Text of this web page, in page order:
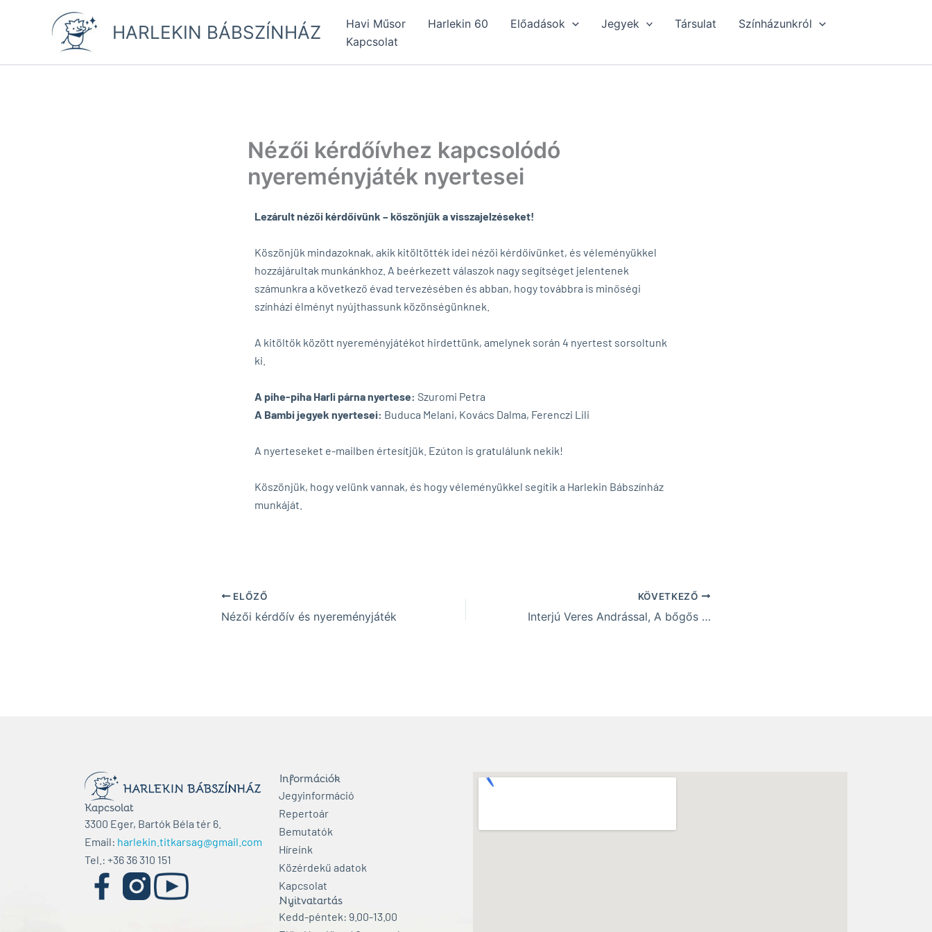
HARLEKIN BÁBSZÍNHÁZ Havi Műsor Harlekin 60 Előadások Jegyek Társulat
Színházunkról
Kapcsolat
Nézői kérdőívhez kapcsolódó
nyereményjáték nyertesei
Lezárult nézői kérdőívünk – köszönjük a visszajelzéseket!
Köszönjük mindazoknak, akik kitöltötték idei nézői kérdőívünket, és véleményükkel
hozzájárultak munkánkhoz. A beérkezett válaszok nagy segítséget jelentenek
számunkra a következő évad tervezésében és abban, hogy továbbra is minőségi
színházi élményt nyújthassunk közönségünknek.
A kitöltők között nyereményjátékot hirdettünk, amelynek során 4 nyertest sorsoltunk
ki.
A pihe-piha Harli párna nyertese: Szuromi Petra
A Bambi jegyek nyertesei: Buduca Melani, Kovács Dalma, Ferenczi Lili
A nyerteseket e-mailben értesítjük. Ezúton is gratulálunk nekik!
Köszönjük, hogy velünk vannak, és hogy véleményükkel segítik a Harlekin Bábszínház
munkáját.
ELŐZŐ
Nézői kérdőív és nyereményjáték
KÖVETKEZŐ
Interjú Veres Andrással, A bőgős fia és az ördögök (meg a malac) rendezőjével
Kapcsolat
3300 Eger, Bartók Béla tér 6.
Email: harlekin.titkarsag@gmail.com
Tel.: +36 36 310 151
Információk
Jegyinformáció
Repertoár
Bemutatók
Híreink
Közérdekű adatok
Kapcsolat
Nyitvatartás
Kedd-péntek: 9.00-13.00